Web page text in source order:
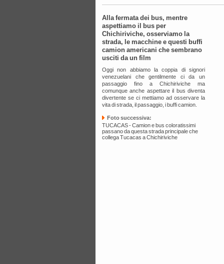
Alla fermata dei bus, mentre
aspettiamo il bus per
Chichiriviche, osserviamo la
strada, le macchine e questi buffi
camion americani che sembrano
usciti da un film
Oggi non abbiamo la coppia di signori
venezuelani che gentilmente ci da un
passaggio fino a Chichiriviche ma
comunque anche aspettare il bus diventa
divertente se ci mettiamo ad osservare la
vita di strada, il passaggio, i buffi camion.
Foto successiva:
TUCACAS - Camion e bus coloratissimi
passano da questa strada principale che
collega Tucacas a Chichiriviche